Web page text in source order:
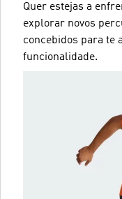
Quer estejas a
explorar novos
concebidos para te
funcionalidade.